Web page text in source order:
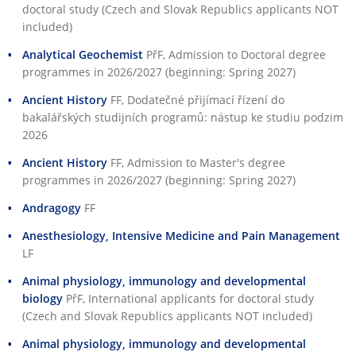
doctoral study (Czech and Slovak Republics applicants NOT
included)
Analytical Geochemist PřF, Admission to Doctoral degree
programmes in 2026/2027 (beginning: Spring 2027)
Ancient History FF, Dodatečné přijímací řízení do
bakalářských studijních programů: nástup ke studiu podzim
2026
Ancient History FF, Admission to Master's degree
programmes in 2026/2027 (beginning: Spring 2027)
Andragogy FF
Anesthesiology, Intensive Medicine and Pain Management
LF
Animal physiology, immunology and developmental
biology PřF, International applicants for doctoral study
(Czech and Slovak Republics applicants NOT included)
Animal physiology, immunology and developmental